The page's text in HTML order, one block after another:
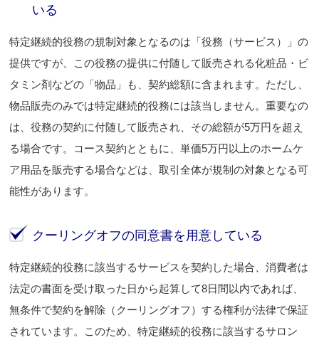
いる
特定継続的役務の規制対象となるのは「役務（サービス）」の
提供ですが、この役務の提供に付随して販売される化粧品・ビ
タミン剤などの「物品」も、契約総額に含まれます。ただし、
物品販売のみでは特定継続的役務には該当しません。重要なの
は、役務の契約に付随して販売され、その総額が5万円を超え
る場合です。コース契約とともに、単価5万円以上のホームケ
ア用品を販売する場合などは、取引全体が規制の対象となる可
能性があります。
クーリングオフの同意書を用意している
特定継続的役務に該当するサービスを契約した場合、消費者は
法定の書面を受け取った日から起算して8日間以内であれば、
無条件で契約を解除（クーリングオフ）する権利が法律で保証
されています。このため、特定継続的役務に該当するサロン